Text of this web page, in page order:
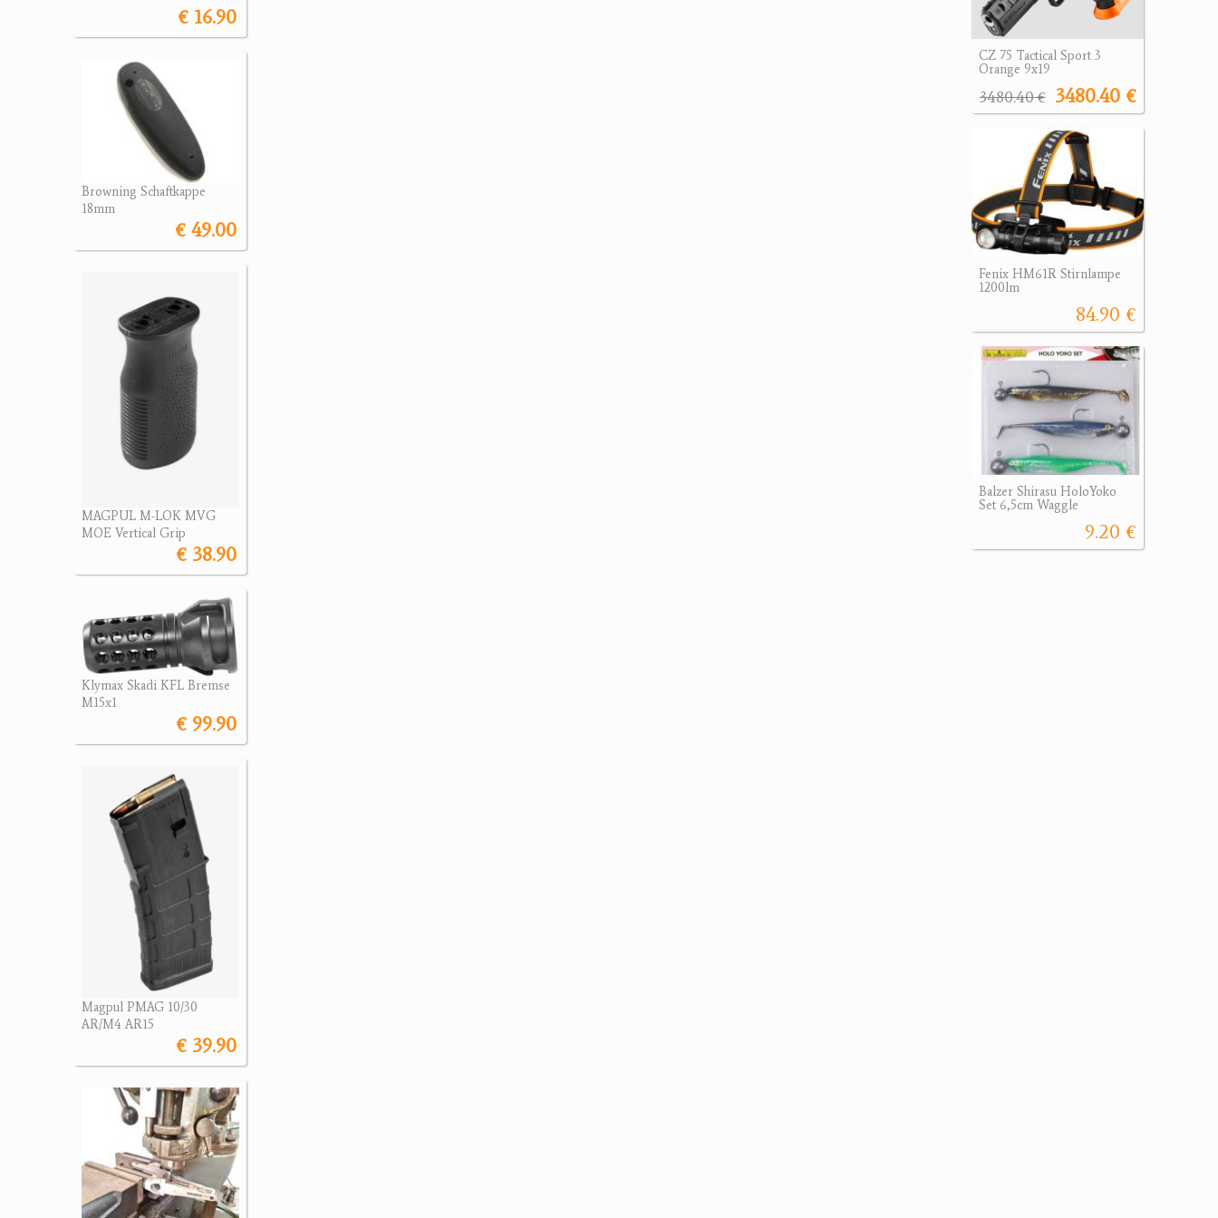
€ 16.90
Browning Schaftkappe
18mm
€ 49.00
MAGPUL M-LOK MVG
MOE Vertical Grip
€ 38.90
Klymax Skadi KFL Bremse
M15x1
€ 99.90
Magpul PMAG 10/30
AR/M4 AR15
€ 39.90
CZ 75 Tactical Sport 3
Orange 9x19
3480.40 €
3480.40 €
Fenix HM61R Stirnlampe
1200lm
84.90 €
Balzer Shirasu HoloYoko
Set 6,5cm Waggle
9.20 €